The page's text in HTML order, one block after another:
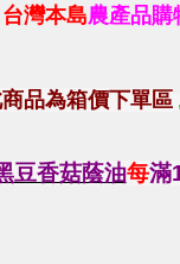
台灣本島農產品購
品為箱價下單區
豆香菇蔭油每滿